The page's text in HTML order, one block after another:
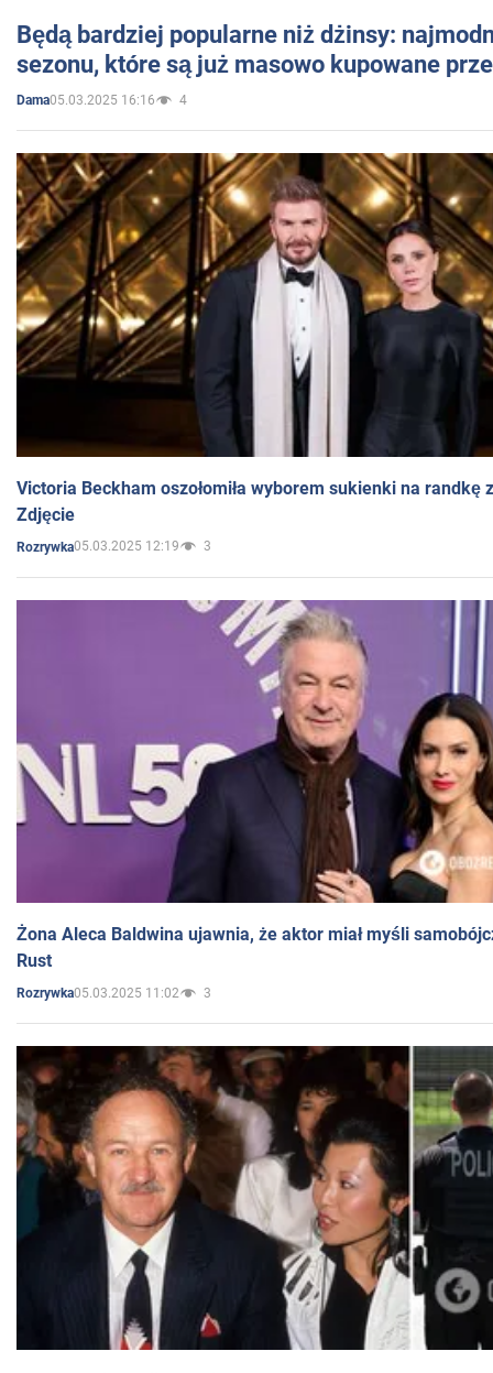
Będą bardziej popularne niż dżinsy:
sezonu, które są już masowo kupowane
Dama05.03.2025 16:16 4
Victoria Beckham oszołomiła wyborem sukienki na randkę
Zdjęcie
Rozrywka05.03.2025 12:19 3
Żona Aleca Baldwina ujawnia, że aktor miał myśli
Rust
Rozrywka05.03.2025 11:02 3